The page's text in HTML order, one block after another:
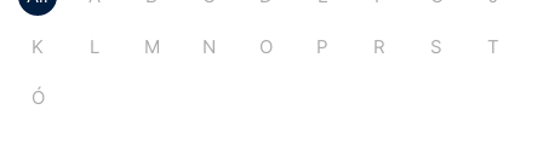
K L M N O P R S T
Ó